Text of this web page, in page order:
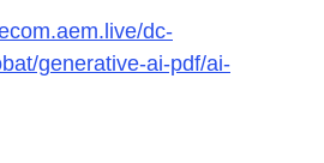
dc-
generative-ai-pdf/ai-